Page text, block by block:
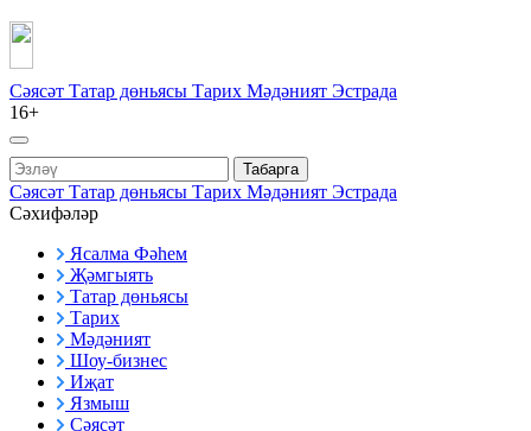
Сәясәт Татар дөньясы Тарих Мәдәният Эстрада
16+
Табарга
Сәясәт Татар дөньясы Тарих Мәдәният Эстрада
Сәхифәләр
Ясалма Фәһем
Җәмгыять
Татар дөньясы
Тарих
Мәдәният
Шоу-бизнес
Иҗат
Язмыш
Сәясәт